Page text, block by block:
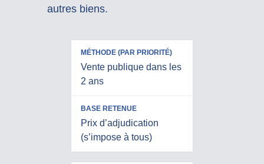
autres biens.
MÉTHODE
(PAR
PRIORITÉ)
RETENUE
Vente publique dans les
2 ans
Prix d’adjudication
(s’impose à tous)